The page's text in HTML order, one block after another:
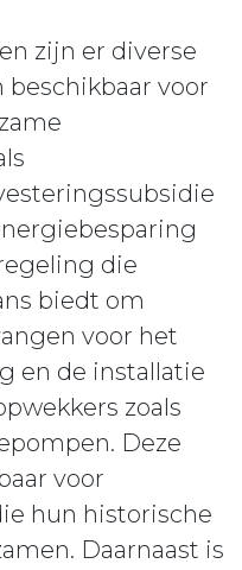
zijn er diverse
voor
die
biedt om
voor het
en de installatie
zoals
Deze
voor
hun historische
Daarnaast is